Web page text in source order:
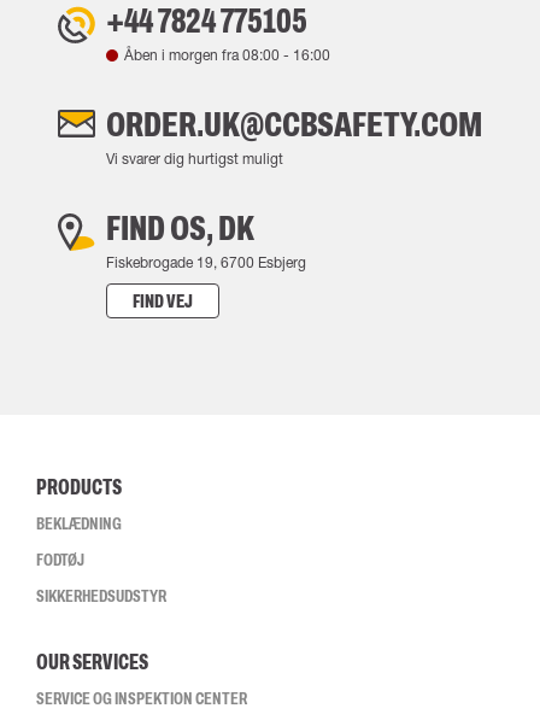
+44 7824 775105
Åben i morgen fra08:00 - 16:00
ORDER.UK@CCBSAFETY.COM
Vi svarer dig hurtigst muligt
FIND OS, DK
Fiskebrogade 19, 6700 Esbjerg
FIND VEJ
PRODUCTS
BEKLÆDNING
FODTØJ
SIKKERHEDSUDSTYR
OUR SERVICES
SERVICE OG INSPEKTION CENTER